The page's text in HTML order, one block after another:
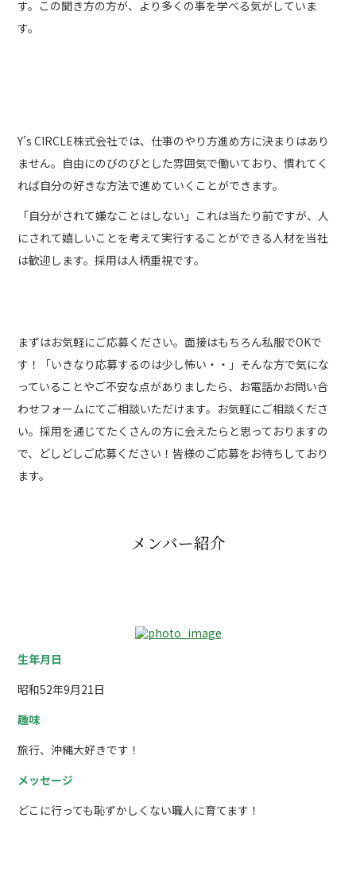
す。この聞き方の方が、より多くの事を学べる気がしていま
す。
Y’s CIRCLE株式会社では、仕事のやり方進め方に決まりはあり
ません。自由にのびのびとした雰囲気で働いており、慣れてく
れば自分の好きな方法で進めていくことができます。
「自分がされて嫌なことはしない」これは当たり前ですが、人
にされて嬉しいことを考えて実行することができる人材を当社
は歓迎します。採用は人柄重視です。
まずはお気軽にご応募ください。面接はもちろん私服でOKで
す！「いきなり応募するのは少し怖い・・」そんな方で気にな
っていることやご不安な点がありましたら、お電話かお問い合
わせフォームにてご相談いただけます。お気軽にご相談くださ
い。採用を通じてたくさんの方に会えたらと思っておりますの
で、どしどしご応募ください！皆様のご応募をお待ちしており
ます。
メンバー紹介
生年月日
昭和52年9月21日
趣味
旅行、沖縄大好きです！
メッセージ
どこに行っても恥ずかしくない職人に育てます！